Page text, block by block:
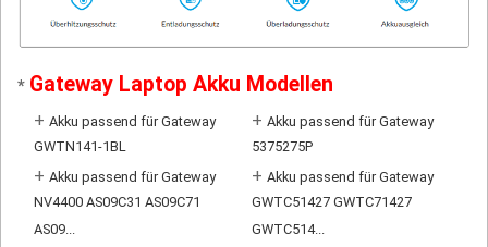
* Gateway Laptop Akku Modellen
+ Akku passend für Gateway
GWTN141-1BL
+ Akku passend für Gateway
5375275P
+ Akku passend für Gateway
NV4400 AS09C31 AS09C71
AS09...
+ Akku passend für Gateway
GWTC51427 GWTC71427
GWTC514...